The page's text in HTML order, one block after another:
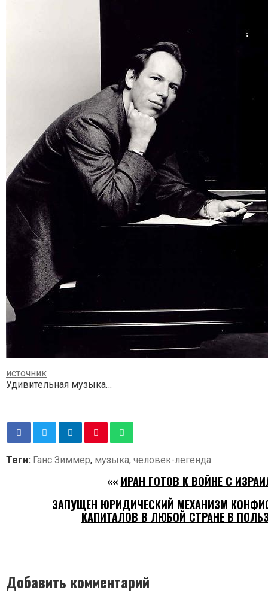
источник
Удивительная музыка…
Теги: Ганс Зиммер, музыка, человек-легенда
«« ИРАН ГОТОВ К ВОЙНЕ С
ЗАПУЩЕН ЮРИДИЧЕСКИЙ МЕХАНИЗМ
КАПИТАЛОВ В ЛЮБОЙ СТРАНЕ В
Добавить комментарий